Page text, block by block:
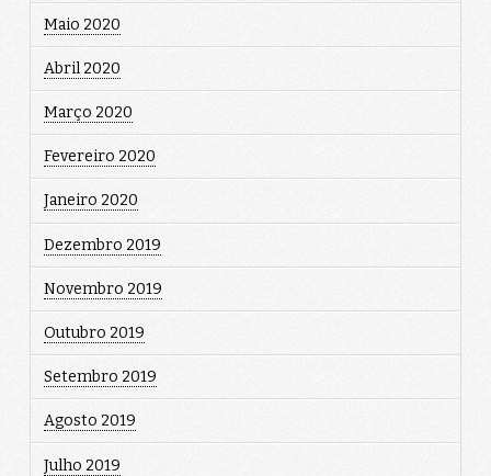
Maio 2020
Abril 2020
Março 2020
Fevereiro 2020
Janeiro 2020
Dezembro 2019
Novembro 2019
Outubro 2019
Setembro 2019
Agosto 2019
Julho 2019